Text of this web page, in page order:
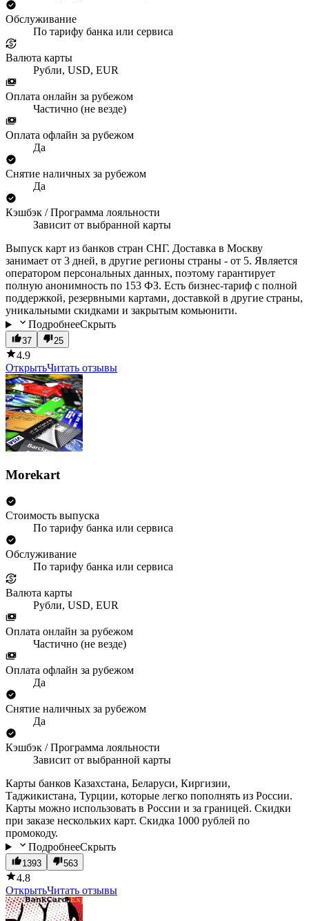
Обслуживание
По тарифу банка или сервиса
Валюта карты
Рубли, USD, EUR
Оплата онлайн за рубежом
Частично (не везде)
Оплата офлайн за рубежом
Да
Снятие наличных за рубежом
Да
Кэшбэк / Программа лояльности
Зависит от выбранной карты
Выпуск карт из банков стран СНГ. Доставка в Москву
занимает от 3 дней, в другие регионы страны - от 5. Является
оператором персональных данных, поэтому гарантирует
полную анонимность по 153 ФЗ. Есть бизнес-тариф с полной
поддержкой, резервными картами, доставкой в другие страны,
уникальными скидками и закрытым комьюнити.
ПодробнееСкрыть
37 25
4.9
ОткрытьЧитать отзывы
Morekart
Стоимость выпуска
По тарифу банка или сервиса
Обслуживание
По тарифу банка или сервиса
Валюта карты
Рубли, USD, EUR
Оплата онлайн за рубежом
Частично (не везде)
Оплата офлайн за рубежом
Да
Снятие наличных за рубежом
Да
Кэшбэк / Программа лояльности
Зависит от выбранной карты
Карты банков Казахстана, Беларуси, Киргизии,
Таджикистана, Турции, которые легко пополнять из России.
Карты можно использовать в России и за границей. Скидки
при заказе нескольких карт. Скидка 1000 рублей по
промокоду.
ПодробнееСкрыть
1393 563
4.8
ОткрытьЧитать отзывы